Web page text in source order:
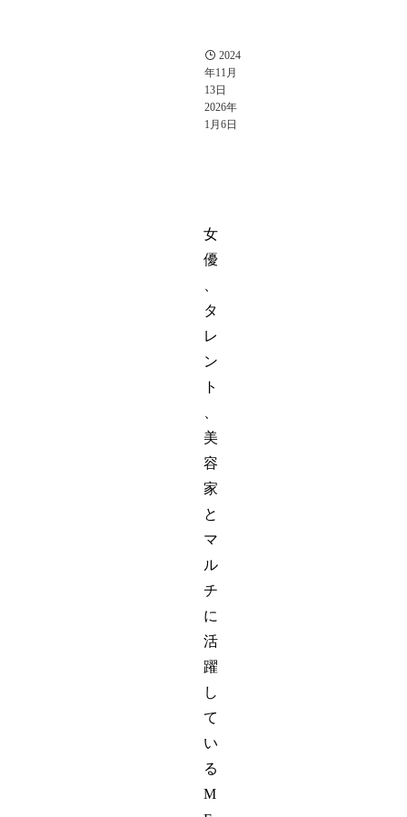
2024
年11月
13日
2026年
1月6日
女
優
タ
レ
ン
ト
美
容
家
と
マ
ル
チ
に
活
躍
し
て
い
る
M